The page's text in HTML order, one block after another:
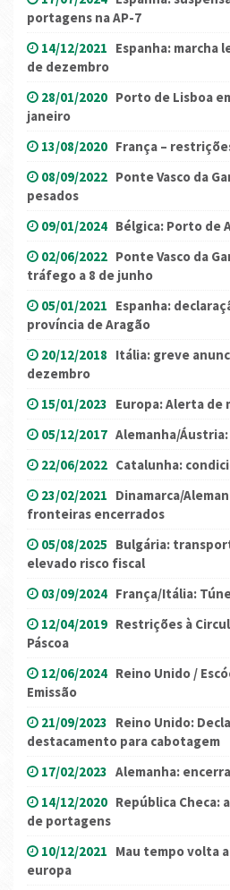
portagens na AP-7
14/12/2021 Espanha: marcha
de dezembro
28/01/2020 Porto de Lisboa
janeiro
13/08/2020 França –
08/09/2022 Ponte Vasco da
pesados
09/01/2024 Bélgica: Porto de
02/06/2022 Ponte Vasco da
tráfego a 8 de junho
05/01/2021 Espanha:
província de Aragão
20/12/2018 Itália: greve
dezembro
15/01/2023 Europa: Alerta de
05/12/2017 Alemanha/
22/06/2022 Catalunha:
23/02/2021 Dinamarca/
fronteiras encerrados
05/08/2025 Bulgária:
elevado risco fiscal
03/09/2024 França/Itália:
12/04/2019 Restrições à
Páscoa
12/06/2024 Reino Unido /
Emissão
21/09/2023 Reino Unido:
destacamento para cabotagem
17/02/2023 Alemanha:
14/12/2020 República Checa:
de portagens
10/12/2021 Mau tempo volta
europa